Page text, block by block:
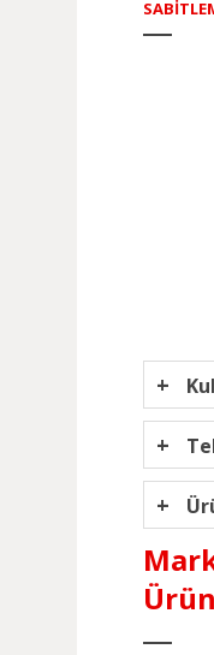
+
+
+